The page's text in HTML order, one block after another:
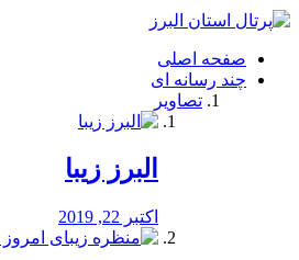
فصد
شرق
تهران
خشکشویی
صفحه اصلی
چند رسانه ای
تصاویر
البرز زیبا
اکتبر 22, 2019